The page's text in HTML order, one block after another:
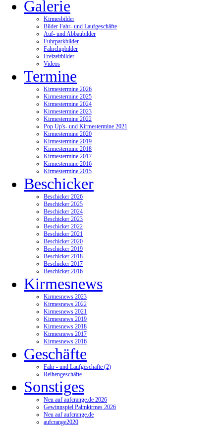
Galerie
Kirmesbilder
Bilder Fahr- und Laufgeschäfte
Auf- und Abbaubilder
Fuhrparkbilder
Fahrchipbilder
Freizeitbilder
Videos
Termine
Kirmestermine 2026
Kirmestermine 2025
Kirmestermine 2024
Kirmestermine 2023
Kirmestermine 2022
Pop Up's- und Kirmestermine 2021
Kirmestermine 2020
Kirmestermine 2019
Kirmestermine 2018
Kirmestermine 2017
Kirmestermine 2016
Kirmestermine 2015
Beschicker
Beschicker 2026
Beschicker 2025
Beschicker 2024
Beschicker 2023
Beschicker 2022
Beschicker 2021
Beschicker 2020
Beschicker 2019
Beschicker 2018
Beschicker 2017
Beschicker 2016
Kirmesnews
Kirmesnews 2023
Kirmesnews 2022
Kirmesnews 2021
Kirmesnews 2019
Kirmesnews 2018
Kirmesnews 2017
Kirmesnews 2016
Geschäfte
Fahr - und Laufgeschäfte (2)
Reihengeschäfte
Sonstiges
Neu auf aufcrange.de 2026
Gewinnspiel Palmkirmes 2026
Neu auf aufcrange.de
aufcrange2020